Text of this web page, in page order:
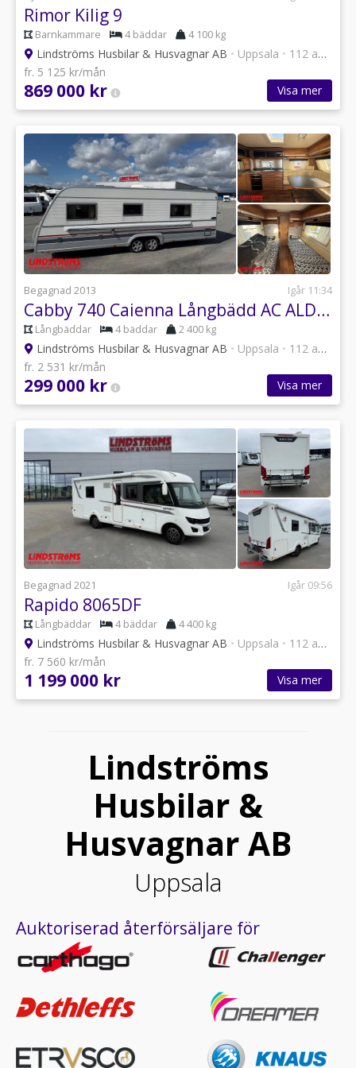
Rimor Kilig 9
Barnkammare 4 bäddar 4 100 kg
Lindströms Husbilar & Husvagnar AB • Uppsala • 112 annonser
fr. 5 125 kr/mån
869 000 kr Visa mer
Begagnad 2013 Igår 11:34
Cabby 740 Caienna Långbädd AC ALDE RÄNTA 4,95%
Långbäddar 4 bäddar 2 400 kg
Lindströms Husbilar & Husvagnar AB • Uppsala • 112 annonser
fr. 2 531 kr/mån
299 000 kr Visa mer
Begagnad 2021 Igår 09:56
Rapido 8065DF
Långbäddar 4 bäddar 4 400 kg
Lindströms Husbilar & Husvagnar AB • Uppsala • 112 annonser
fr. 7 560 kr/mån
1 199 000 kr Visa mer
Lindströms
Husbilar &
Husvagnar AB
Uppsala
Auktoriserad återförsäljare för